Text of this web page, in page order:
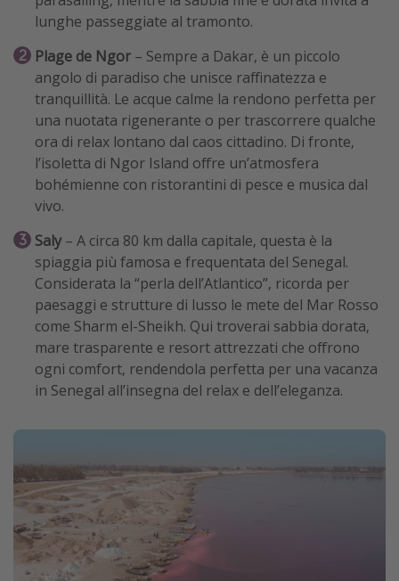
lunghe passeggiate al tramonto.
Plage de Ngor – Sempre a Dakar, è un piccolo
angolo di paradiso che unisce raffinatezza e
tranquillità. Le acque calme la rendono perfetta per
una nuotata rigenerante o per trascorrere qualche
ora di relax lontano dal caos cittadino. Di fronte,
l’isoletta di Ngor Island offre un’atmosfera
bohémienne con ristorantini di pesce e musica dal
vivo.
Saly– A circa 80 km dalla capitale, questa è la
spiaggia più famosa e frequentata del Senegal.
Considerata la “perla dell’Atlantico”, ricorda per
paesaggi e strutture di lusso le mete del Mar Rosso
come Sharm el-Sheikh. Qui troverai sabbia dorata,
mare trasparente e resort attrezzati che offrono
ogni comfort, rendendola perfetta per una vacanza
in Senegal all’insegna del relax e dell’eleganza.